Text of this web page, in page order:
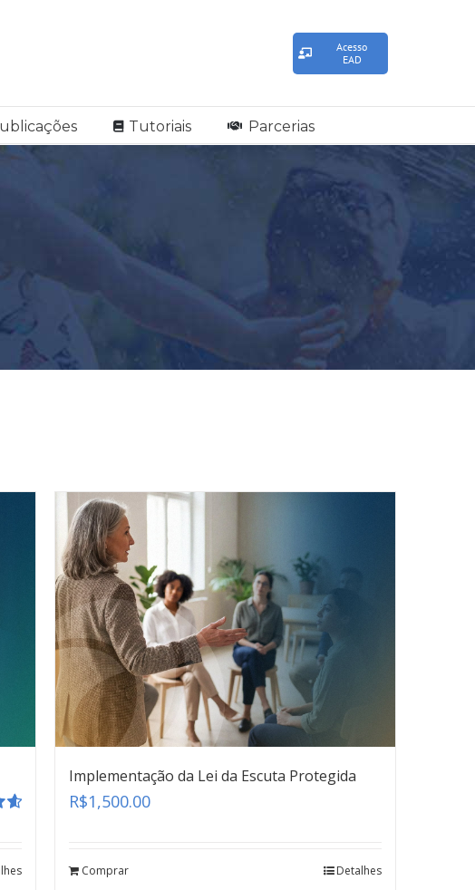
Acesso
EAD
Tutoriais Parcerias
Implementação da Lei da Escuta Protegida
R$1,500.00
Comprar Detalhes